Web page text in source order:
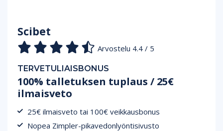
Scibet
Arvostelu 4.4 / 5
TERVETULIAISBONUS
100% talletuksen tuplaus / 25€
ilmaisveto
25€ ilmaisveto tai 100€ veikkausbonus
Nopea Zimpler-pikavedonlyöntisivusto